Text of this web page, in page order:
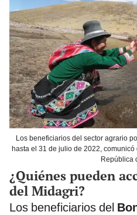
Los beneficiarios del sector agrario
hasta el 31 de julio de 2022,
República
¿Quiénes pueden
del Midagri?
Los beneficiarios del